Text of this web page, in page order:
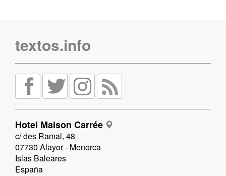
textos.info
Hotel Maison Carrée
c/ des Ramal, 48
07730 Alayor - Menorca
Islas Baleares
España